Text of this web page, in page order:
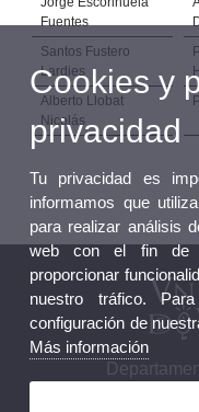
Fuentes
Santos Fustero
Lardies
Alberto Llobat
Nicolás
Cookies y
privacidad
Tu privacidad es
informamos que
para realizar análisis
web con el fin de
proporcionar
nuestro tráfico.
configuración de
Más información